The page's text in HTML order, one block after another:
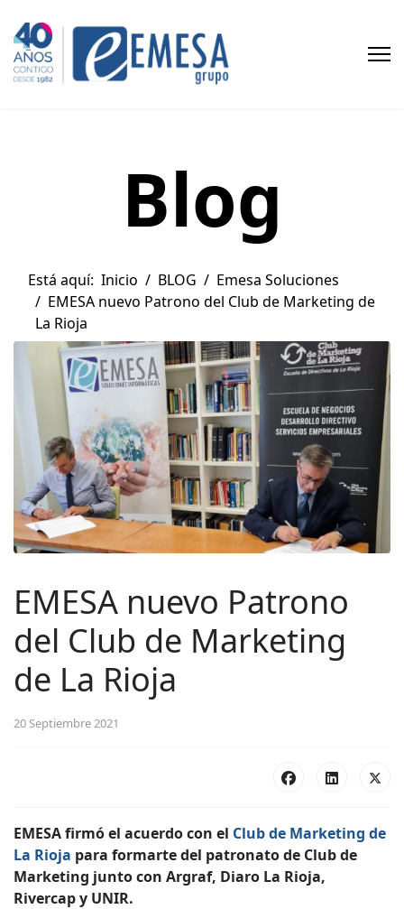
Blog
Está aquí: Inicio BLOG
Emesa Soluciones
EMESA nuevo Patrono del Club de Marketing de
La Rioja
EMESA nuevo Patrono
del Club de Marketing
de La Rioja
20 Septiembre 2021
EMESA firmó el acuerdo con el Club de Marketing de
La Rioja para formarte del patronato de Club de
Marketing junto con Argraf, Diaro La Rioja,
Rivercap y UNIR.